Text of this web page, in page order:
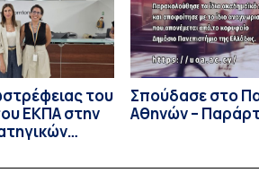
του
ΕΚΠΑ στην
Σπούδασε στο
Αθηνών –